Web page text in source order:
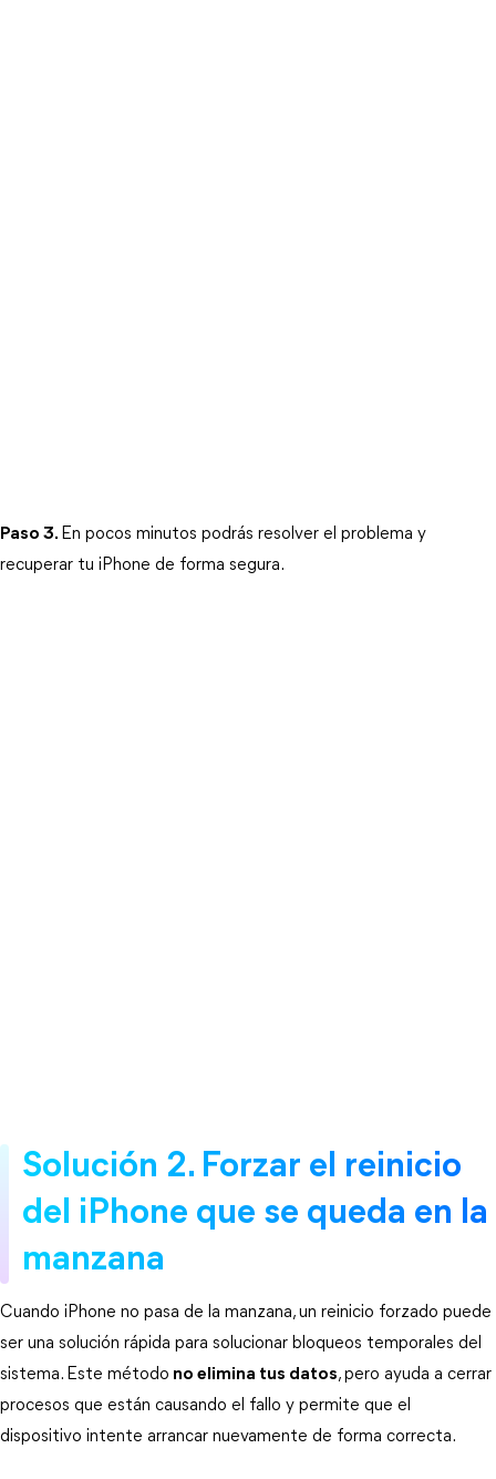
Paso 3. En pocos minutos podrás resolver el problema y
recuperar tu iPhone de forma segura.
Solución 2. Forzar el reinicio
del iPhone que se queda en la
manzana
Cuando iPhone no pasa de la manzana, un reinicio forzado puede
ser una solución rápida para solucionar bloqueos temporales del
sistema. Este método no elimina tus datos, pero ayuda a cerrar
procesos que están causando el fallo y permite que el
dispositivo intente arrancar nuevamente de forma correcta.